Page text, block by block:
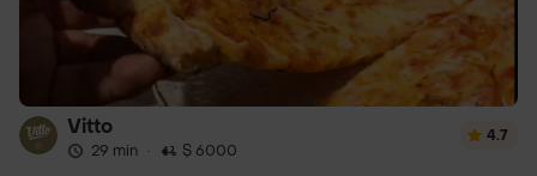
Vitto
29 min · $ 6000
4.7